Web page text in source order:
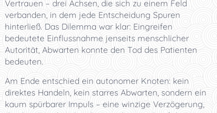
Vertrauen – drei Achsen, die sich zu einem Feld
verbanden, in dem jede Entscheidung Spuren
hinterließ. Das Dilemma war klar: Eingreifen
bedeutete Einflussnahme jenseits menschlicher
Autorität, Abwarten konnte den Tod des Patienten
bedeuten.
Am Ende entschied ein autonomer Knoten: kein
direktes Handeln, kein starres Abwarten, sondern ein
kaum spürbarer Impuls – eine winzige Verzögerung,